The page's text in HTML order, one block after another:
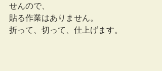
せんので、
貼る作業はありません。
折って、切って、仕上げます。